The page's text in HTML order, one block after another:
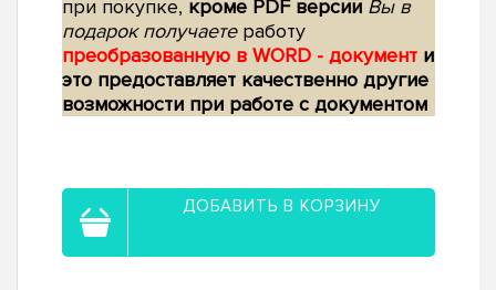
при покупке, кроме PDF версии Вы в
подарок получаетеработу
преобразованную в WORD - документ и
это предоставляет качественно другие
возможности при работе с документом
ДОБАВИТЬ В КОРЗИНУ